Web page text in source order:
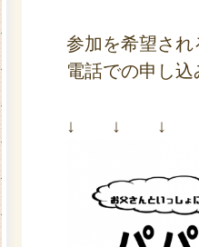
参加を希望さ
電話での申し
↓ ↓ ↓ 申